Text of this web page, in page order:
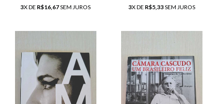
3X DE R$16,67SEM JUROS 3X DE R$5,33SEM JUROS